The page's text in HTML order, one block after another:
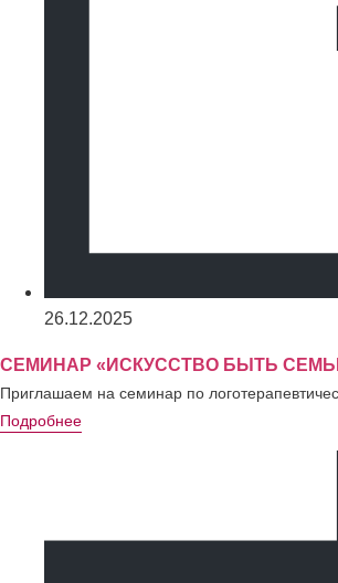
26.12.2025
СЕМИНАР «ИСКУССТВО БЫТЬ
Приглашаем на семинар по
Подробнее